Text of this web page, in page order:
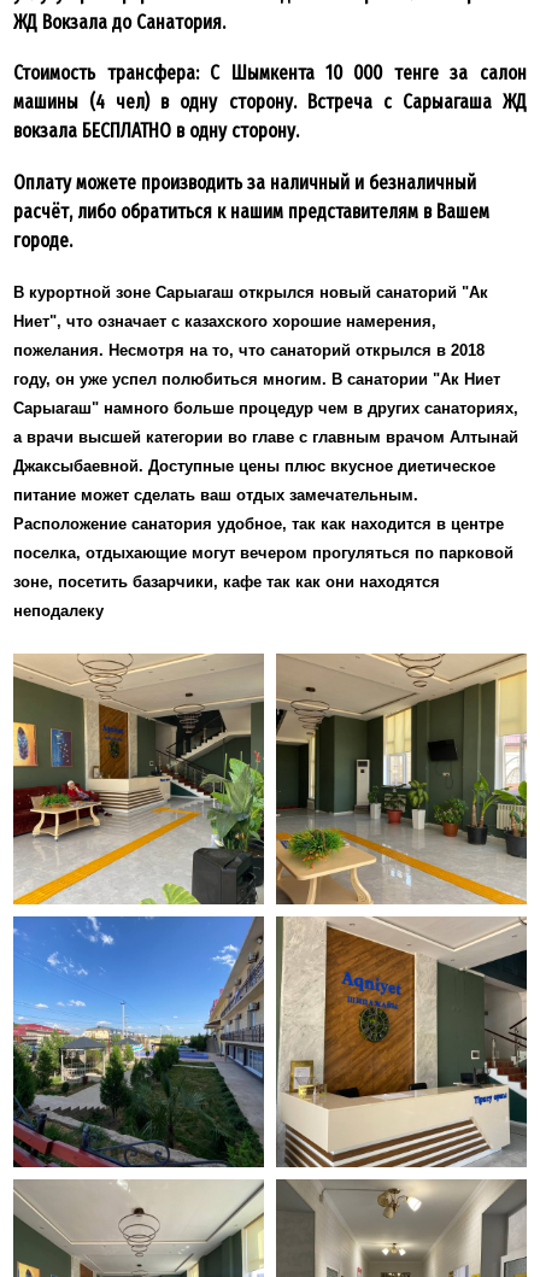
ЖД Вокзала до Санатория.
Стоимость трансфера: С Шымкента 10 000 тенге за салон
машины (4 чел) в одну сторону. Встреча с Сарыагаша ЖД
вокзала БЕСПЛАТНО в одну сторону.
Оплату можете производить за наличный и безналичный
расчёт, либо обратиться к нашим представителям в Вашем
городе.
В курортной зоне Сарыагаш открылся новый санаторий "Ак
Ниет", что означает с казахского хорошие намерения,
пожелания. Несмотря на то, что санаторий открылся в 2018
году, он уже успел полюбиться многим. В санатории "Ак Ниет
Сарыагаш" намного больше процедур чем в других санаториях,
а врачи высшей категории во главе с главным врачом Алтынай
Джаксыбаевной. Доступные цены плюс вкусное диетическое
питание может сделать ваш отдых замечательным.
Расположение санатория удобное, так как находится в центре
поселка, отдыхающие могут вечером прогуляться по парковой
зоне, посетить базарчики, кафе так как они находятся
неподалеку